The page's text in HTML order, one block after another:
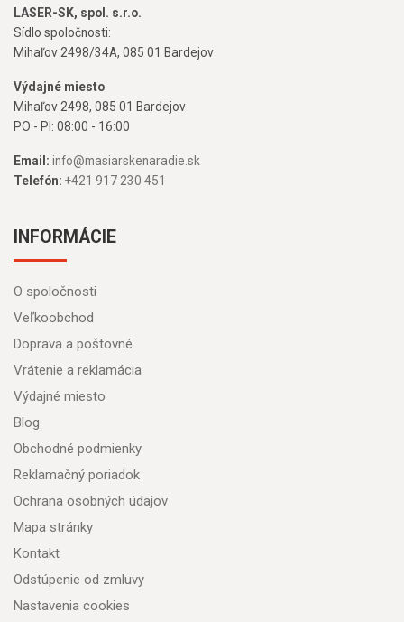
LASER-SK, spol. s.r.o.
Sídlo spoločnosti:
Mihaľov 2498/34A, 085 01 Bardejov
Výdajné miesto
Mihaľov 2498, 085 01 Bardejov
PO - PI: 08:00 - 16:00
Email: info@masiarskenaradie.sk
Telefón: +421 917 230 451
INFORMÁCIE
O spoločnosti
Veľkoobchod
Doprava a poštovné
Vrátenie a reklamácia
Výdajné miesto
Blog
Obchodné podmienky
Reklamačný poriadok
Ochrana osobných údajov
Mapa stránky
Kontakt
Odstúpenie od zmluvy
Nastavenia cookies